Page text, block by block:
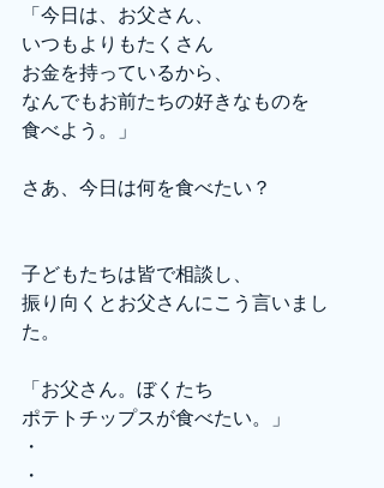
「今日は、お父さん、
いつもよりもたくさん
お金を持っているから、
なんでもお前たちの好きなものを
食べよう。」
さあ、今日は何を食べたい？
子どもたちは皆で相談し、
振り向くとお父さんにこう言いまし
た。
「お父さん。ぼくたち
ポテトチップスが食べたい。」
・
・